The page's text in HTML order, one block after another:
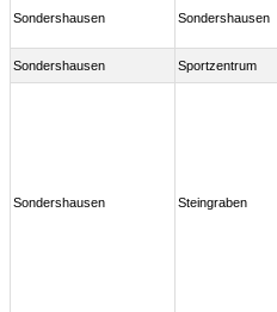
Sondershausen Sondershausen
Sondershausen
Sportzentrum
Sondershausen Steingraben